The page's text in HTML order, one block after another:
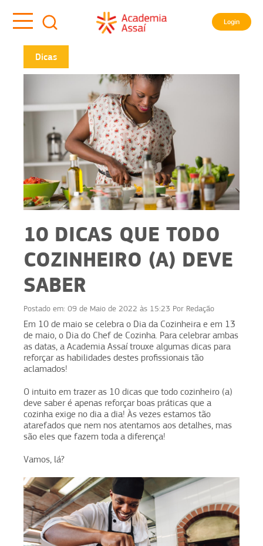
Login
Dicas
10 DICAS QUE TODO
COZINHEIRO (A) DEVE
SABER
Postado em: 09 de Maio de 2022 às 15:23 Por Redação
Em 10 de maio se celebra o Dia da Cozinheira e em 13
de maio, o Dia do Chef de Cozinha. Para celebrar ambas
as datas, a Academia Assaí trouxe algumas dicas para
reforçar as habilidades destes profissionais tão
aclamados!
O intuito em trazer as 10 dicas que todo cozinheiro (a)
deve saber é apenas reforçar boas práticas que a
cozinha exige no dia a dia! Às vezes estamos tão
atarefados que nem nos atentamos aos detalhes, mas
são eles que fazem toda a diferença!
Vamos, lá?